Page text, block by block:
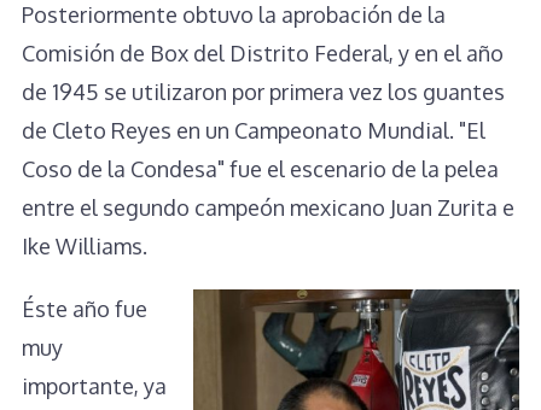
Posteriormente obtuvo la aprobación de la
Comisión de Box del Distrito Federal, y en el año
de 1945 se utilizaron por primera vez los guantes
de Cleto Reyes en un Campeonato Mundial. "El
Coso de la Condesa" fue el escenario de la pelea
entre el segundo campeón mexicano Juan Zurita e
Ike Williams.
Éste año fue
muy
importante, ya